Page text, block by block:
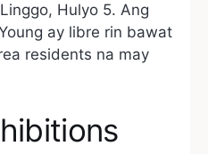
Hulyo 5. Ang
ay libre rin bawat
residents na may